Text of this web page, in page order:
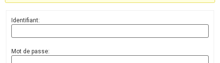
Identifiant:
Mot de passe: